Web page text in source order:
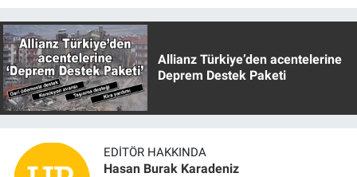
Allianz Türkiye’den acentelerine
Deprem Destek Paketi
EDITÖR HAKKINDA
Hasan Burak Karadeniz